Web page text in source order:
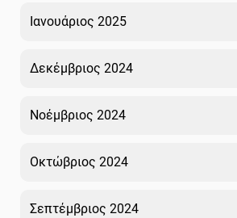
Ιανουάριος 2025
Δεκέμβριος 2024
Νοέμβριος 2024
Οκτώβριος 2024
Σεπτέμβριος 2024